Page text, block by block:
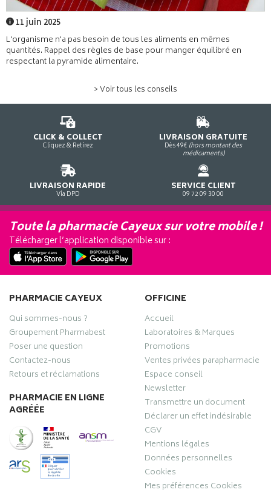
11 juin 2025
L'organisme n'a pas besoin de tous les aliments en mêmes
quantités. Rappel des règles de base pour manger équilibré en
respectant la pyramide alimentaire.
> Voir tous les conseils
CLICK & COLLECT
Cliquez & Retirez
LIVRAISON GRATUITE
Dès 49€ (hors montant des
médicaments)
LIVRAISON RAPIDE
Via DPD
SERVICE CLIENT
09 72 09 30 00
Toute la pharmacie Cayeux sur votre mobile !
Télécharger l’application disponible sur :
PHARMACIE CAYEUX
Qui sommes-nous ?
Groupement Pharmabest
Poser une question
Contactez-nous
Retours et réclamations
PHARMACIE EN LIGNE
AGRÉÉE
OFFICINE
Accueil
Laboratoires & Marques
Promotions
Ventes privées parapharmacie
Espace conseil
Newsletter
Transmettre un document
Déclarer un effet indésirable
CGV
Mentions légales
Données personnelles
Cookies
Mes préférences Cookies